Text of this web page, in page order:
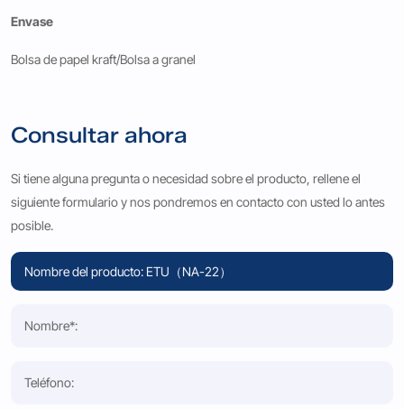
Envase
Bolsa de papel kraft/Bolsa a granel
Consultar ahora
Si tiene alguna pregunta o necesidad sobre el producto, rellene el
siguiente formulario y nos pondremos en contacto con usted lo antes
posible.